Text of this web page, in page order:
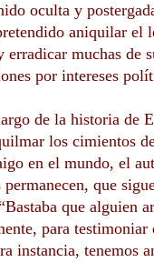
oculta y
aniquilar el
erradicar muchas de
por intereses
de la historia de
los cimientos
en el mundo, el
permanecen, que
que alguien
para
instancia, tenemos